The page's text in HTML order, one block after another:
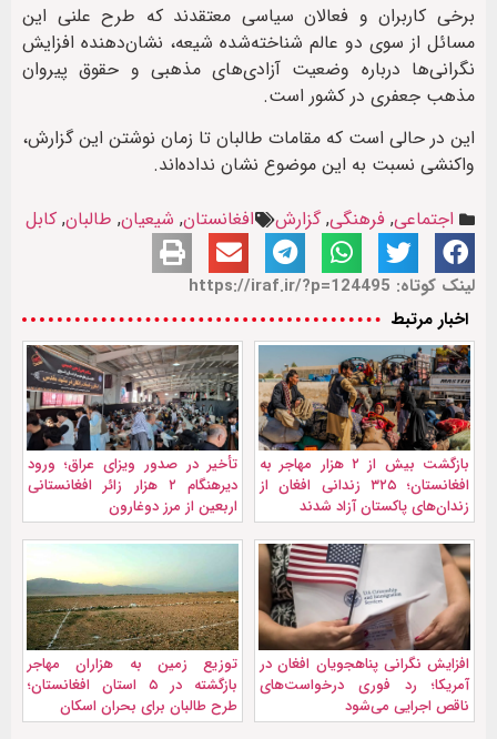
برخی کاربران و فعالان سیاسی معتقدند که طرح علنی این
مسائل از سوی دو عالم شناخته‌شده شیعه، نشان‌دهنده افزایش
نگرانی‌ها درباره وضعیت آزادی‌های مذهبی و حقوق پیروان
مذهب جعفری در کشور است.
این در حالی است که مقامات طالبان تا زمان نوشتن این گزارش،
واکنشی نسبت به این موضوع نشان نداده‌اند.
اجتماعی, فرهنگی,گزارش افغانستان, شیعیان, طالبان, کابل
لینک کوتاه: https://iraf.ir/?p=124495
اخبار مرتبط
بازگشت بیش از ۲ هزار مهاجر به
افغانستان؛ ۳۲۵ زندانی افغان از
زندان‌های پاکستان آزاد شدند
تأخیر در صدور ویزای عراق؛ ورود
دیرهنگام ۲ هزار زائر افغانستانی
اربعین از مرز دوغارون
افزایش نگرانی پناهجویان افغان در
آمریکا؛ رد فوری درخواست‌های
ناقص اجرایی می‌شود
توزیع زمین به هزاران مهاجر
بازگشته در ۵ استان افغانستان؛
طرح طالبان برای بحران اسکان